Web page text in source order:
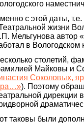
с этой даты,
жизни
Мельгунова автор
в Вологодском
столетий,
Майковы и
Соколовых,
). Поэтому
дирекции
таковы были